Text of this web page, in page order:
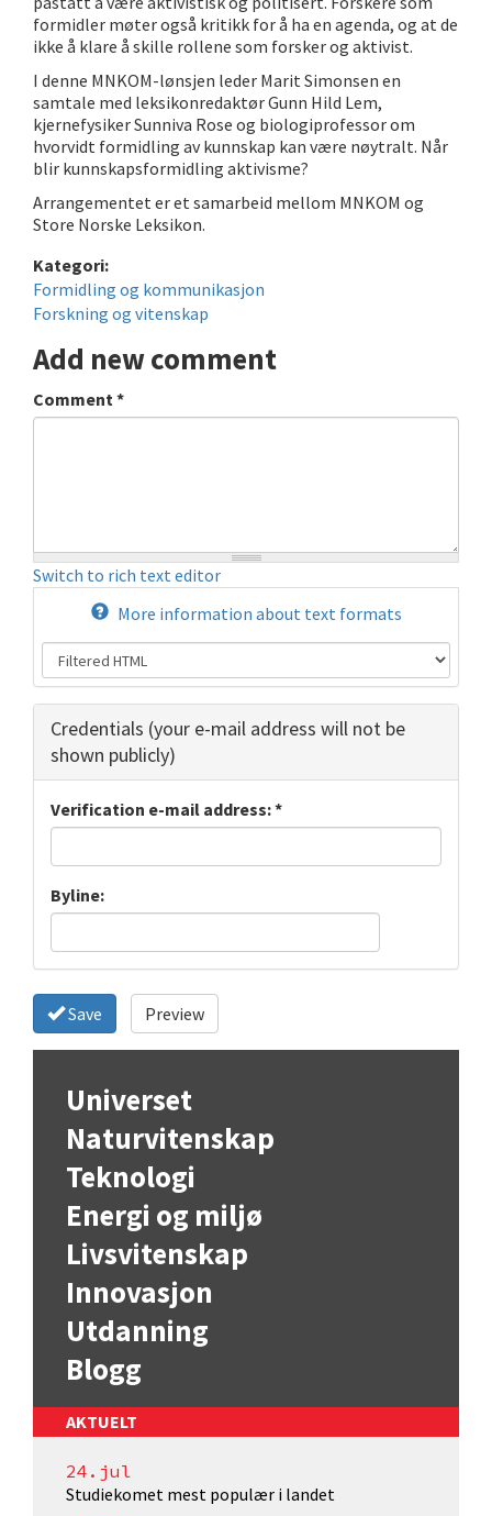
formidler møter også kritikk for å ha en agenda, og at de
ikke å klare å skille rollene som forsker og aktivist.
I denne MNKOM-lønsjen leder Marit Simonsen en
samtale med leksikonredaktør Gunn Hild Lem,
kjernefysiker Sunniva Rose og biologiprofessor om
hvorvidt formidling av kunnskap kan være nøytralt. Når
blir kunnskapsformidling aktivisme?
Arrangementet er et samarbeid mellom MNKOM og
Store Norske Leksikon.
Kategori:
Formidling og kommunikasjon
Forskning og vitenskap
Add new comment
Comment*
Switch to rich text editor
More information about text formats
Hide
Credentials (your e-mail address will not be
shown publicly)
Verification e-mail address:*
Byline:
Save Preview
Universet
Naturvitenskap
Teknologi
Energi og miljø
Livsvitenskap
Innovasjon
Utdanning
Blogg
AKTUELT
24.jul
Studiekomet mest populær i landet